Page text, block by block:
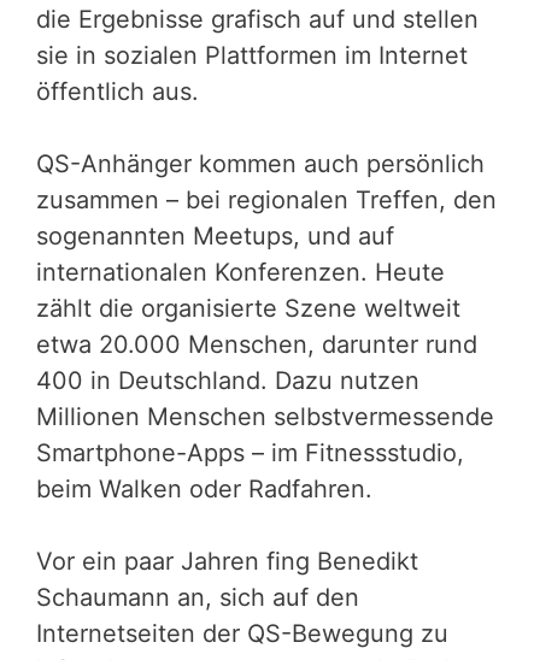
die Ergebnisse grafisch auf und stellen
sie in sozialen Plattformen im Internet
öffentlich aus.
QS-Anhänger kommen auch persönlich
zusammen – bei regionalen Treffen, den
sogenannten Meetups, und auf
internationalen Konferenzen. Heute
zählt die organisierte Szene weltweit
etwa 20.000 Menschen, darunter rund
400 in Deutschland. Dazu nutzen
Millionen Menschen selbstvermessende
Smartphone-Apps – im Fitnessstudio,
beim Walken oder Radfahren.
Vor ein paar Jahren fing Benedikt
Schaumann an, sich auf den
Internetseiten der QS-Bewegung zu